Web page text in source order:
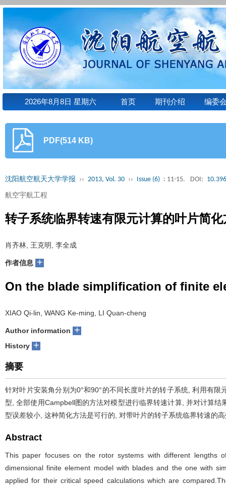
2026年8月8日 星期六 首页 期刊介绍 编委
PDF(514 KB)
沈阳航空航天大学学报 ›› 2013, Vol. 30 ›› Issue (6) : 11-15. DOI:
航空宇航工程
转子系统临界转速有限元计算的叶片简化
肖齐林, 王克明, 李全成
作者信息 +
On the blade simplification of finite
XIAO Qi-lin, WANG Ke-ming, LI Quan-cheng
Author information +
History +
摘要
针对叶片安装角分别为0°和90°的不同长度叶片的转子系统, 利用有
型, 全部使用Campbell图的方法对模型进行临界转速计算, 并对计算
型误差较小, 这种简化方法是可行的, 对带叶片的转子系统临界转速的
Abstract
This paper focuses on the rotor systems with different lengths
dimensional finite element model with blades and the one with
applied for their critical speed calculations which are